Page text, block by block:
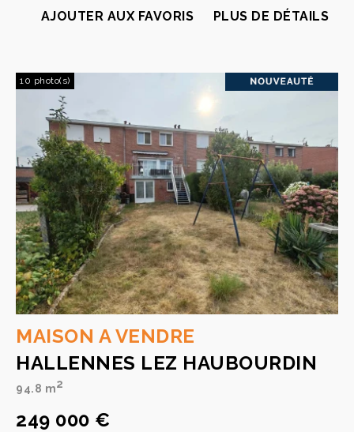
AJOUTER AUX FAVORIS PLUS DE DÉTAILS
10 photo(s)
MAISON A VENDRE
HALLENNES LEZ HAUBOURDIN
94.8 m2
249 000 €